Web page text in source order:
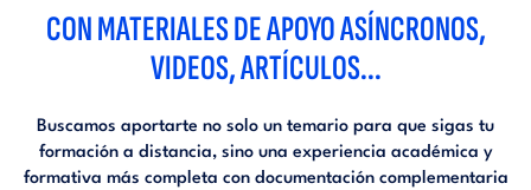
CON MATERIALES DE APOYO ASÍNCRONOS,
VIDEOS, ARTÍCULOS...
Buscamos aportarte no solo un temario para que sigas tu
formación a distancia, sino una experiencia académica y
formativa más completa con documentación complementaria